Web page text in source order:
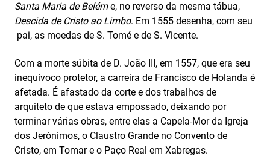
Santa Maria de Beléme, no reverso da mesma tábua,
Descida de Cristo ao Limbo. Em 1555 desenha, com seu
pai, as moedas de S. Tomé e de S. Vicente.
Com a morte súbita de D. João III, em 1557, que era seu
inequívoco protetor, a carreira de Francisco de Holanda é
afetada. É afastado da corte e dos trabalhos de
arquiteto de que estava empossado, deixando por
terminar várias obras, entre elas a Capela-Mor da Igreja
dos Jerónimos, o Claustro Grande no Convento de
Cristo, em Tomar e o Paço Real em Xabregas.